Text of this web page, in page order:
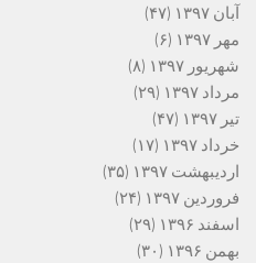
آبان ۱۳۹۷
(۴۷)
مهر ۱۳۹۷
(۶)
شهریور ۱۳۹۷
(۸)
مرداد ۱۳۹۷
(۲۹)
تیر ۱۳۹۷
(۴۷)
خرداد ۱۳۹۷
(۱۷)
اردیبهشت ۱۳۹۷
(۳۵)
فروردین ۱۳۹۷
(۲۴)
اسفند ۱۳۹۶
(۲۹)
بهمن ۱۳۹۶
(۳۰)